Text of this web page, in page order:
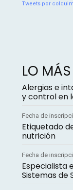
Tweets por
LO
Alergias e
y control en
Fecha de
Etiquetado
nutrición
Fecha de
Especialista
Sistemas de